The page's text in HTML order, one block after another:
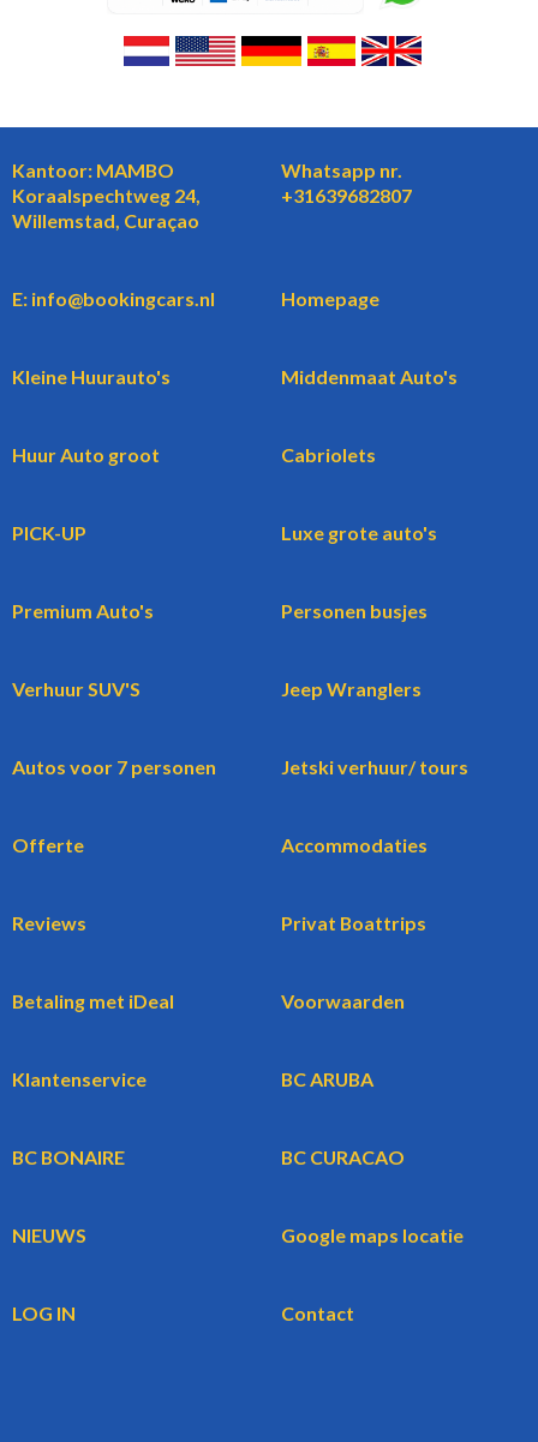
Kantoor: MAMBO
Koraalspechtweg 24,
Willemstad, Curaçao
Whatsapp nr.
+31639682807
E: info@bookingcars.nl Homepage
Kleine Huurauto's Middenmaat Auto's
Huur Auto groot Cabriolets
PICK-UP Luxe grote auto's
Premium Auto's Personen busjes
Verhuur SUV'S Jeep Wranglers
Autos voor 7 personen Jetski verhuur/ tours
Offerte Accommodaties
Reviews Privat Boattrips
Betaling met iDeal Voorwaarden
Klantenservice BC ARUBA
BC BONAIRE BC CURACAO
NIEUWS Google maps locatie
LOG IN Contact